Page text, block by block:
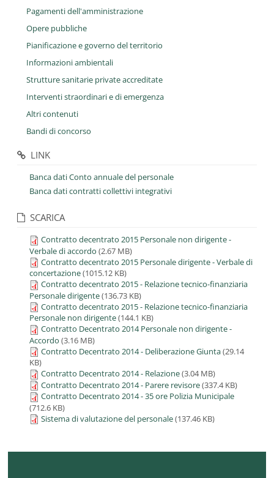
Pagamenti dell'amministrazione
Opere pubbliche
Pianificazione e governo del territorio
Informazioni ambientali
Strutture sanitarie private accreditate
Interventi straordinari e di emergenza
Altri contenuti
Bandi di concorso
LINK
Banca dati Conto annuale del personale
Banca dati contratti collettivi integrativi
SCARICA
Contratto decentrato 2015 Personale non dirigente -
Verbale di accordo (2.67 MB)
Contratto decentrato 2015 Personale dirigente - Verbale di
concertazione(1015.12 KB)
Contratto decentrato 2015 - Relazione tecnico-finanziaria
Personale dirigente(136.73 KB)
Contratto decentrato 2015 - Relazione tecnico-finanziaria
Personale non dirigente(144.1 KB)
Contratto Decentrato 2014 Personale non dirigente -
Accordo (3.16 MB)
Contratto Decentrato 2014 - Deliberazione Giunta(29.14
KB)
Contratto Decentrato 2014 - Relazione(3.04 MB)
Contratto Decentrato 2014 - Parere revisore(337.4 KB)
Contratto Decentrato 2014 - 35 ore Polizia Municipale
(712.6 KB)
Sistema di valutazione del personale(137.46 KB)